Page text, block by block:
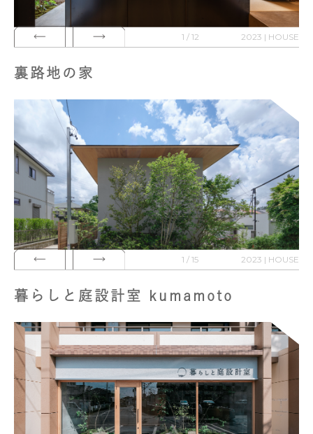
1 / 12 2023 | HOUSE
裏路地の家
1 / 15 2023 | HOUSE
暮らしと庭設計室 kumamoto